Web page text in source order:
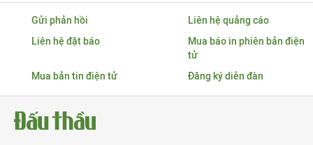
Gửi phản hồi
Liên hệ quảng cáo
Liên hệ đặt báo
Mua báo in phiên bản điện
tử
Mua bản tin điện tử
Đăng ký diễn đàn